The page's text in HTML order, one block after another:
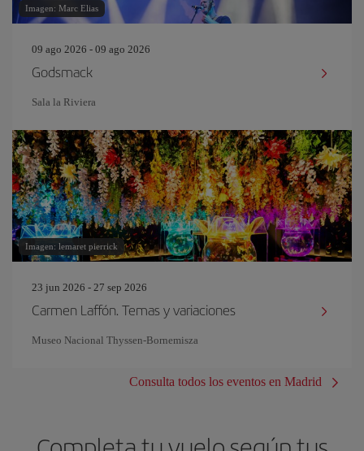
Imagen: Marc Elias
09 ago 2026 - 09 ago 2026
Godsmack
Sala la Riviera
Imagen: lemaret pierrick
23 jun 2026 - 27 sep 2026
Carmen Laffón. Temas y variaciones
Museo Nacional Thyssen-Bornemisza
Consulta todos los eventos en Madrid